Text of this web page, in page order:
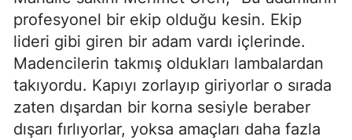
profesyonel bir ekip olduğu kesin. Ekip
lideri gibi giren bir adam vardı içlerinde.
Madencilerin takmış oldukları lambalardan
takıyordu. Kapıyı zorlayıp giriyorlar o sırada
zaten dışardan bir korna sesiyle beraber
dışarı fırlıyorlar, yoksa amaçları daha fazla